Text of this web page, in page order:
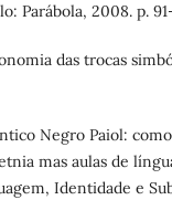
Parábola, 2008. p.
das trocas
Negro Paiol:
mas aulas de
Identidade e